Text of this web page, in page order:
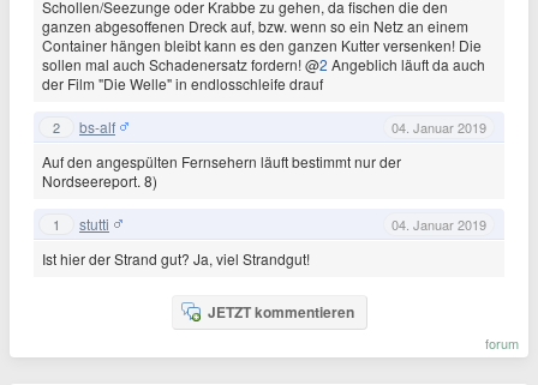
Schollen/Seezunge oder Krabbe zu gehen, da fischen die den
ganzen abgesoffenen Dreck auf, bzw. wenn so ein Netz an einem
Container hängen bleibt kann es den ganzen Kutter versenken! Die
sollen mal auch Schadenersatz fordern! @2 Angeblich läuft da auch
der Film "Die Welle" in endlosschleife drauf
2 bs-alf 04. Januar 2019
Auf den angespülten Fernsehern läuft bestimmt nur der
Nordseereport. 8)
1 stutti 04. Januar 2019
Ist hier der Strand gut? Ja, viel Strandgut!
JETZT kommentieren
forum